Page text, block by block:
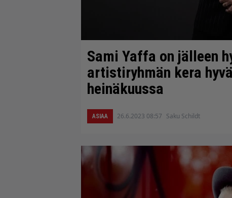
Sami Yaffa on jälleen
artistiryhmän kera
heinäkuussa
ASIAA 26.6.2023 08:57 Saku Schildt